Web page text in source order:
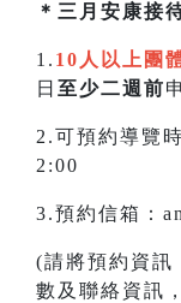
＊三月安康接
1. 10人以上團
日 至少二週前
2.可預約導覽
2:00
3.預約信箱：
(請將預約資訊
數及聯絡資訊